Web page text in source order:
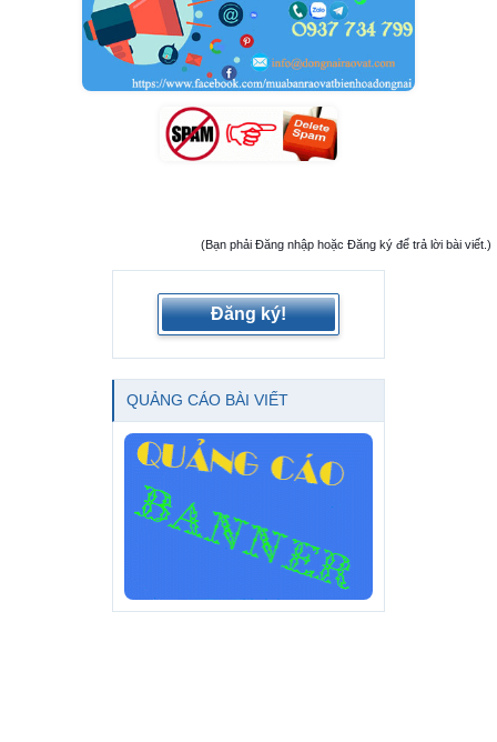
(Bạn phải Đăng nhập hoặc Đăng ký để trả lời bài viết.)
Đăng ký!
QUẢNG CÁO BÀI VIẾT